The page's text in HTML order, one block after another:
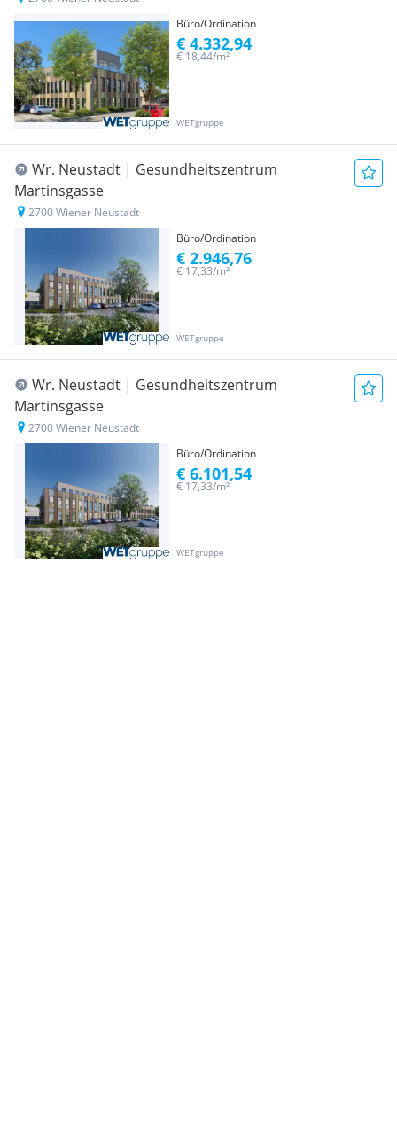
Büro/Ordination
WETgruppe
€ 18,44/m²
€ 4.332,94
Wr. Neustadt | Gesundheitszentrum
Martinsgasse
2700 Wiener Neustadt
Büro/Ordination
WETgruppe
€ 17,33/m²
€ 2.946,76
Wr. Neustadt | Gesundheitszentrum
Martinsgasse
2700 Wiener Neustadt
Büro/Ordination
WETgruppe
€ 17,33/m²
€ 6.101,54